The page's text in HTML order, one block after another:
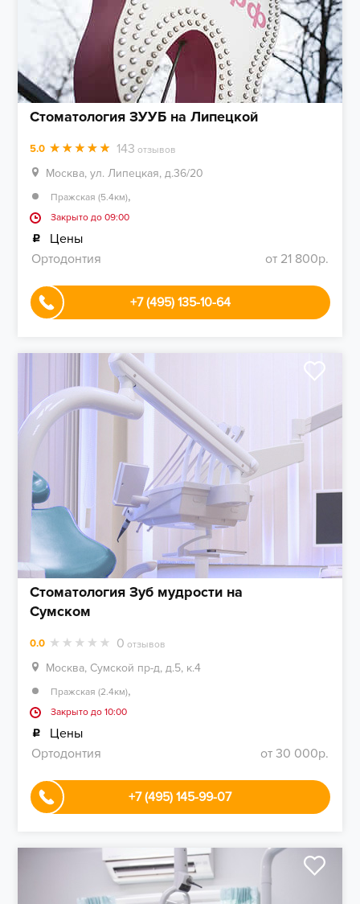
Стоматология ЗУУБ на Липецкой
5.0 143 отзывов
Москва, ул. Липецкая, д.36/20
Пражская (5.4км),
Закрыто до 09:00
Цены
Ортодонтия
от 21 800р.
+7 (495) 135-10-64
Стоматология Зуб мудрости на
Сумском
0.0 0 отзывов
Москва, Сумской пр-д, д.5, к.4
Пражская (2.4км),
Закрыто до 10:00
Цены
Ортодонтия
от 30 000р.
+7 (495) 145-99-07